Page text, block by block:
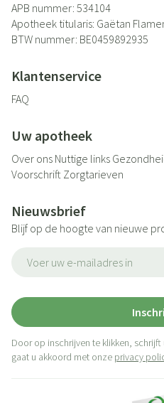
APB nummer: 534104
Apotheek titularis: Gaëtan
BTW nummer: BE0459892935
Klantenservice
FAQ
Uw apotheek
Over ons Nuttige links
Voorschrift Zorgtarieven
Nieuwsbrief
Blijf op de hoogte van nieuwe
Door op inschrijven te klikken,
gaat u akkoord met onze privacy